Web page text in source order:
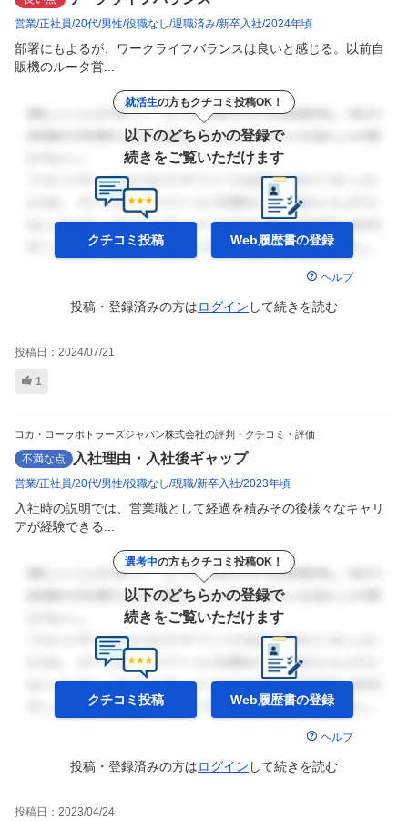
営業 正社員 20代 男性 役職なし 退職済み 新卒入社 2024年頃
部署にもよるが、ワークライフバランスは良いと感じる。以前自
販機のルータ営...
就活生の方もクチコミ投稿OK！
以下のどちらかの登録で
続きをご覧いただけます
クチコミ投稿 Web履歴書の登録
ヘルプ
投稿・登録済みの方はログイン して続きを読む
投稿日： 2024/07/21
1
コカ・コーラボトラーズジャパン株式会社の評判・クチコミ・評価
不満な点 入社理由・入社後ギャップ
営業 正社員 20代 男性 役職なし 現職 新卒入社 2023年頃
入社時の説明では、営業職として経過を積みその後様々なキャリ
アが経験できる...
選考中の方もクチコミ投稿OK！
以下のどちらかの登録で
続きをご覧いただけます
クチコミ投稿 Web履歴書の登録
ヘルプ
投稿・登録済みの方はログイン して続きを読む
投稿日： 2023/04/24